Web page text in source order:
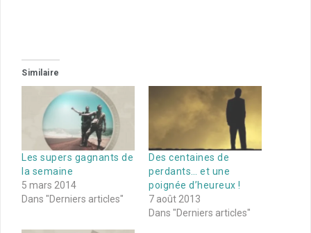
Similaire
Les supers gagnants de
la semaine
5 mars 2014
Dans "Derniers articles"
Des centaines de
perdants… et une
poignée d’heureux !
7 août 2013
Dans "Derniers articles"